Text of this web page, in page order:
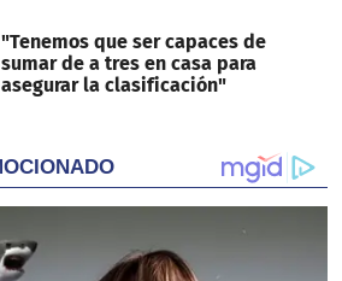
"Tenemos que ser capaces de
sumar de a tres en casa para
asegurar la clasificación"